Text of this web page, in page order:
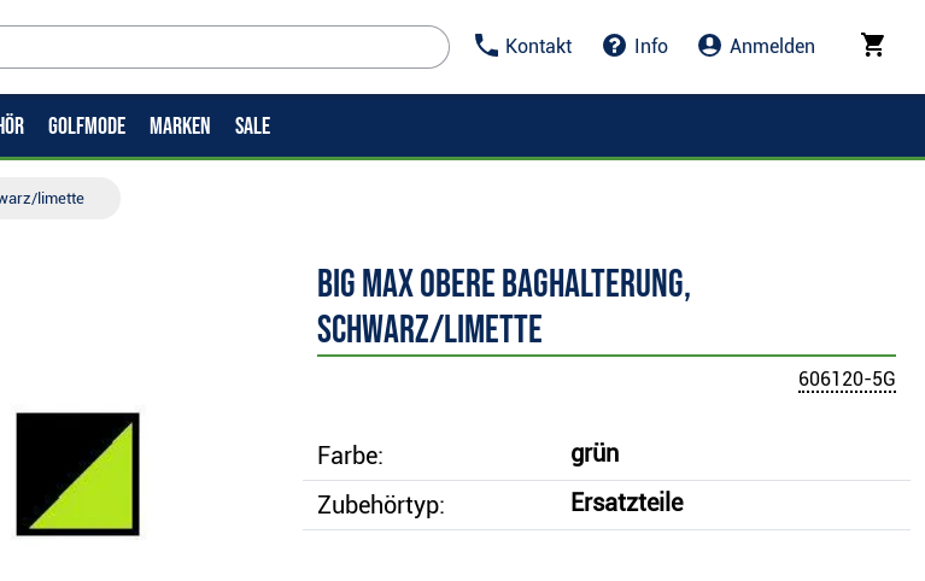
Kontakt Info Anmelden
GOLFMODE MARKEN SALE
limette
Big Max Obere Baghalterung,
schwarz/limette
606120-5G
Farbe:
grün
Zubehörtyp:
Ersatzteile